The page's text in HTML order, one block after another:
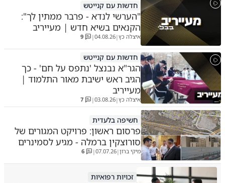
חדשות עם קנייטש
"הערשי לנדא - פרבר ממתין לך":
הקנאים בשיא חדש | מעייריב
איצלה כץ|
04.08.26
|
9
חדשות עם קנייטש
הגר"א נבנצל 'נתפס על חם' - כך
הגיב ראש ישיבת מאור התלמוד |
מעייריב
איצלה כץ|
03.08.26
|
7
חשיפה בלעדית
פרסום ראשון: פרויקט המגורים של
סורוצקין ברמלה - מגיע לסמינרים
מיקי ברון|
07.07.26
|
6
זכויות רפואיות